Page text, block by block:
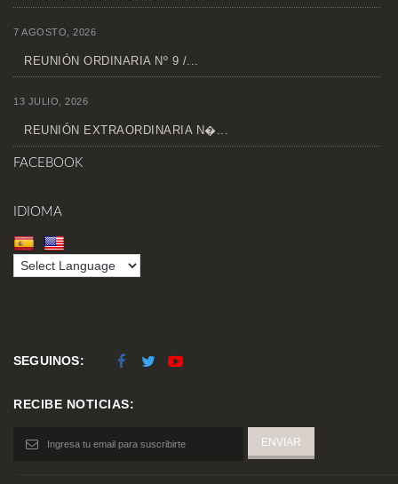
7 AGOSTO, 2026
REUNIÓN ORDINARIA Nº 9 /...
13 JULIO, 2026
REUNIÓN EXTRAORDINARIA N�...
FACEBOOK
IDIOMA
SEGUINOS:
RECIBE NOTICIAS: